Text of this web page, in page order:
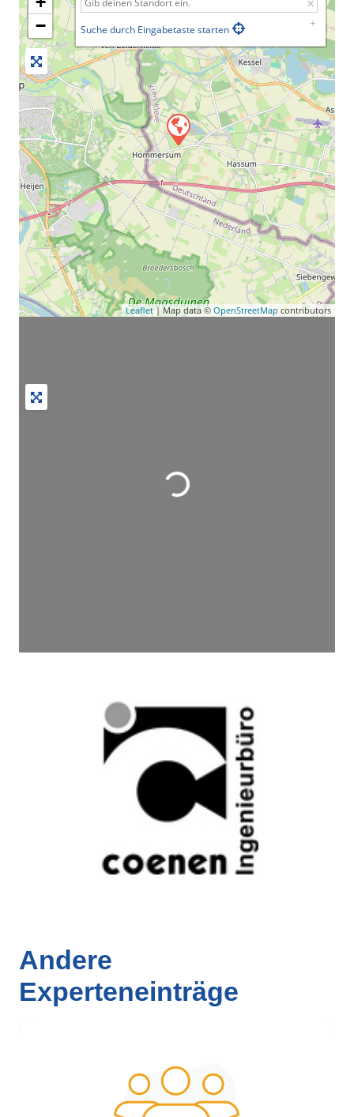
−
Suche durch Eingabetaste starten
Leaflet | Map data © OpenStreetMapcontributors
Wird geladen …
Andere
Experteneinträge